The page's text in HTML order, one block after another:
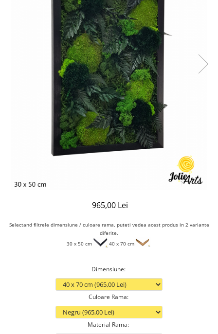
965,00 Lei
Selectand filtrele dimensiune / culoare rama, puteti vedea acest produs in 2 variante
diferite.
30 x 50 cm
40 x 70 cm
Dimensiune:
Culoare Rama:
Material Rama: